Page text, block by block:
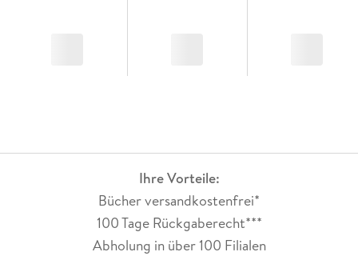
Ihre Vorteile:
Bücher versandkostenfrei*
100 Tage Rückgaberecht***
Abholung in über 100 Filialen